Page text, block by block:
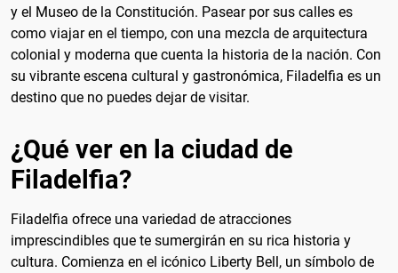
y el Museo de la Constitución. Pasear por sus calles es
como viajar en el tiempo, con una mezcla de arquitectura
colonial y moderna que cuenta la historia de la nación. Con
su vibrante escena cultural y gastronómica, Filadelfia es un
destino que no puedes dejar de visitar.
¿Qué ver en la ciudad de
Filadelfia?
Filadelfia ofrece una variedad de atracciones
imprescindibles que te sumergirán en su rica historia y
cultura. Comienza en el icónico Liberty Bell, un símbolo de